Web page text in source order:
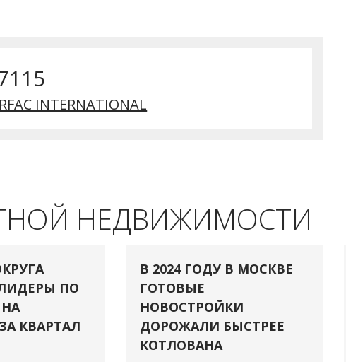
INTERNATIONAL
НЕДВИЖИМОСТИ
ПО
КВАРТАЛ
В 2024 ГОДУ В МОСКВЕ
ГОТОВЫЕ
НОВОСТРОЙКИ
ДОРОЖАЛИ БЫСТРЕЕ
КОТЛОВАНА